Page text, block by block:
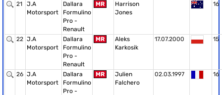
21
J.A
Motorsport
Dallara
Formulino
Pro -
Renault
MR
Harrison
Jones
16
22 J.A
Motorsport
Dallara
Formulino
Pro -
Renault
MR
Aleks
Karkosik
17.07.2000 15
26 J.A
Motorsport
Dallara
Formulino
Pro -
MR
Julien
Falchero
02.03.1997 16